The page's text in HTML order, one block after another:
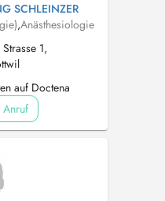
SCHLEINZER
,Anästhesiologie
1,
auf Doctena
Anruf